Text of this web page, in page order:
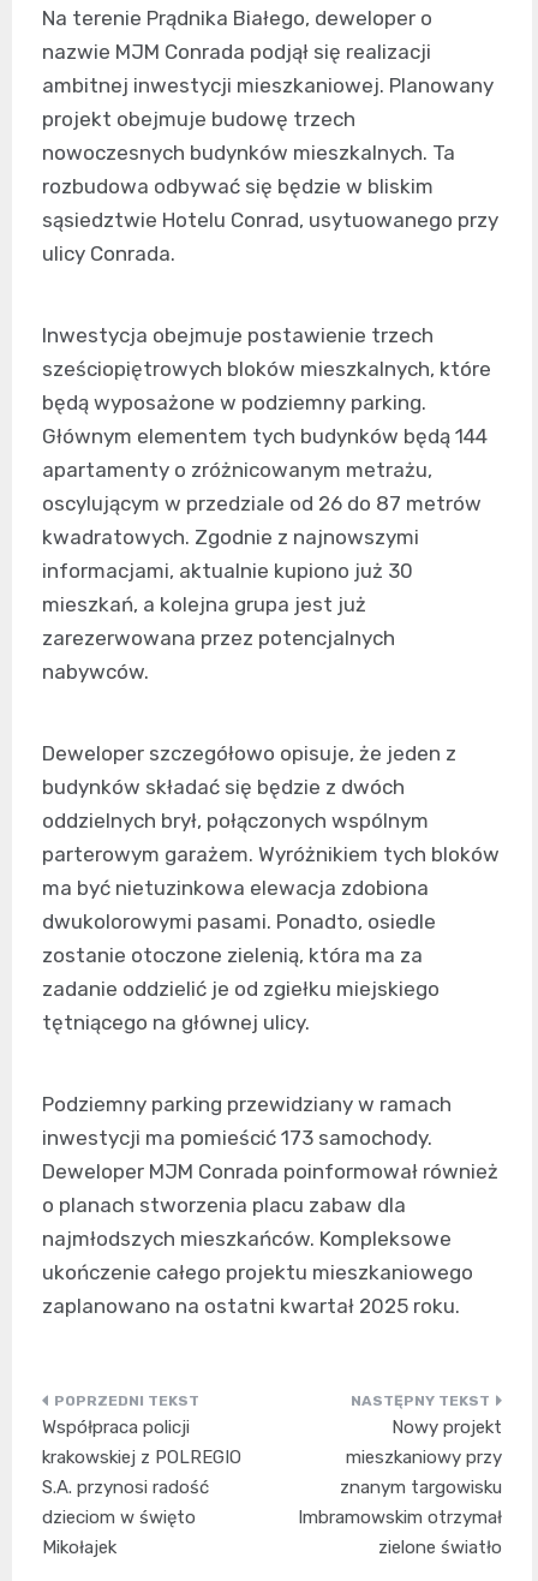
Na terenie Prądnika Białego, deweloper o
nazwie MJM Conrada podjął się realizacji
ambitnej inwestycji mieszkaniowej. Planowany
projekt obejmuje budowę trzech
nowoczesnych budynków mieszkalnych. Ta
rozbudowa odbywać się będzie w bliskim
sąsiedztwie Hotelu Conrad, usytuowanego przy
ulicy Conrada.
Inwestycja obejmuje postawienie trzech
sześciopiętrowych bloków mieszkalnych, które
będą wyposażone w podziemny parking.
Głównym elementem tych budynków będą 144
apartamenty o zróżnicowanym metrażu,
oscylującym w przedziale od 26 do 87 metrów
kwadratowych. Zgodnie z najnowszymi
informacjami, aktualnie kupiono już 30
mieszkań, a kolejna grupa jest już
zarezerwowana przez potencjalnych
nabywców.
Deweloper szczegółowo opisuje, że jeden z
budynków składać się będzie z dwóch
oddzielnych brył, połączonych wspólnym
parterowym garażem. Wyróżnikiem tych bloków
ma być nietuzinkowa elewacja zdobiona
dwukolorowymi pasami. Ponadto, osiedle
zostanie otoczone zielenią, która ma za
zadanie oddzielić je od zgiełku miejskiego
tętniącego na głównej ulicy.
Podziemny parking przewidziany w ramach
inwestycji ma pomieścić 173 samochody.
Deweloper MJM Conrada poinformował również
o planach stworzenia placu zabaw dla
najmłodszych mieszkańców. Kompleksowe
ukończenie całego projektu mieszkaniowego
zaplanowano na ostatni kwartał 2025 roku.
Nawigacja
wpisu
Współpraca policji
krakowskiej z POLREGIO
S.A. przynosi radość
dzieciom w święto
Mikołajek
Nowy projekt
mieszkaniowy przy
znanym targowisku
Imbramowskim otrzymał
zielone światło